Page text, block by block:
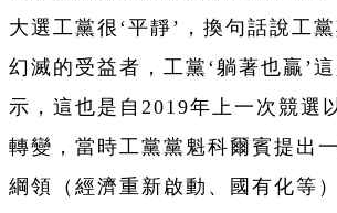
大選工黨很‘平靜’，換句話說工
幻滅的受益者，工黨‘躺著也贏’
示，這也是自2019年上一次競選
轉變，當時工黨黨魁科爾賓提出
綱領（經濟重新啟動、國有化等